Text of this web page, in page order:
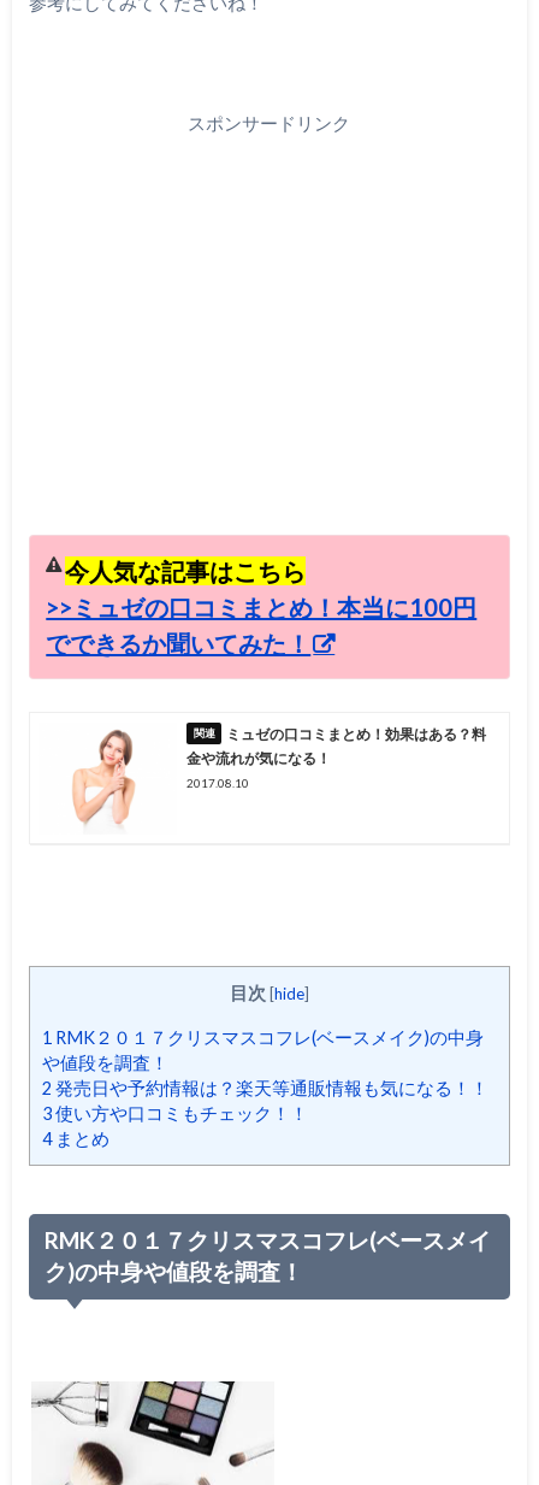
スポンサードリンク
今人気な記事はこちら
>>ミュゼの口コミまとめ！本当に100円
でできるか聞いてみた！
ミュゼの口コミまとめ！効果はある？料
金や流れが気になる！
2017.08.10
目次 [hide]
1 RMK２０１７クリスマスコフレ(ベースメイク)の中身
や値段を調査！
2 発売日や予約情報は？楽天等通販情報も気になる！！
3使い方や口コミもチェック！！
4まとめ
RMK２０１７クリスマスコフレ(ベースメイ
ク)の中身や値段を調査！